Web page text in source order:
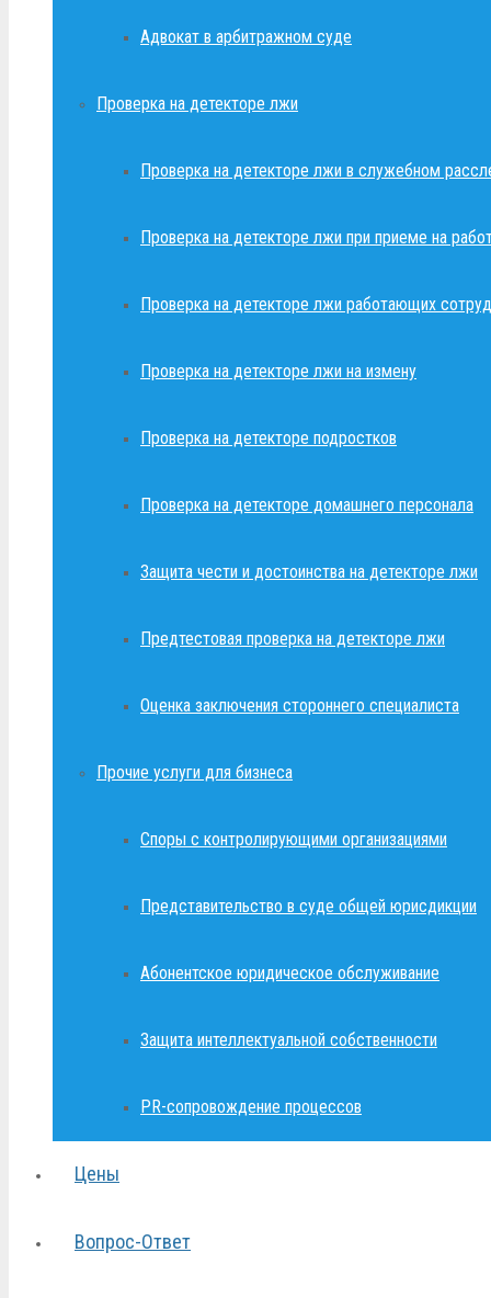
Адвокат в арбитражном суде
Проверка на детекторе лжи
Проверка на детекторе лжи в служебном
Проверка на детекторе лжи при приеме на
Проверка на детекторе лжи работающих
Проверка на детекторе лжи на измену
Проверка на детекторе подростков
Проверка на детекторе домашнего персонала
Защита чести и достоинства на детекторе лжи
Предтестовая проверка на детекторе лжи
Оценка заключения стороннего специалиста
Прочие услуги для бизнеса
Споры с контролирующими организациями
Представительство в суде общей юрисдикции
Абонентское юридическое обслуживание
Защита интеллектуальной собственности
PR-сопровождение процессов
Цены
Вопрос-Ответ